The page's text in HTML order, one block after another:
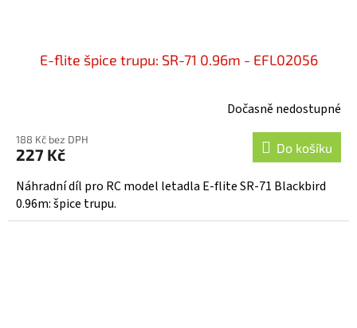
E-flite špice trupu: SR-71 0.96m - EFL02056
Dočasně nedostupné
188 Kč bez DPH
227 Kč Do košíku
Náhradní díl pro RC model letadla E-flite SR-71 Blackbird
0.96m: špice trupu.